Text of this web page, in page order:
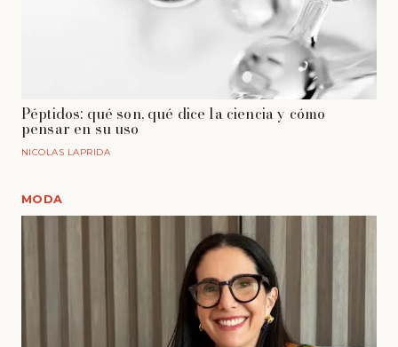
Péptidos: qué son, qué dice la ciencia y cómo
pensar en su uso
NICOLAS LAPRIDA
MODA